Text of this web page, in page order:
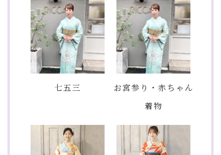
七五三
お宮参り・赤ちゃん
着物